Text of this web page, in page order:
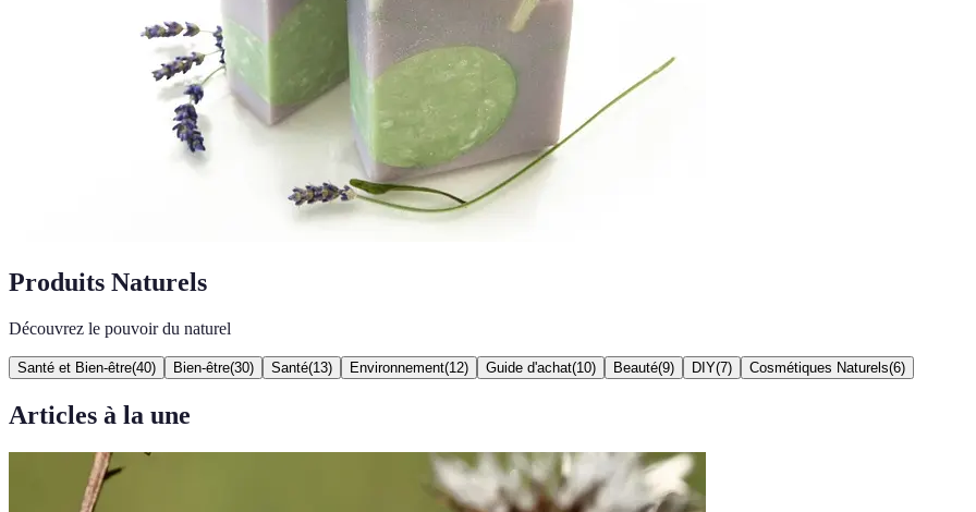
Produits Naturels
Découvrez le pouvoir du naturel
Santé et Bien-être(40) Bien-être(30) Santé(13) Environnement(12) Guide d'achat(10) Beauté(9) DIY(7) Cosmétiques Naturels(6)
Articles à la une